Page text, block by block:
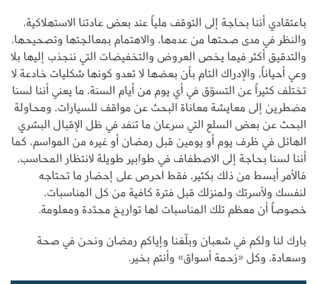
باعتقادي أننا بحاجة إلى التوقف ملياً عند بعض عادتنا الاستهلاكية،
والنظر في مدى صحتها من عدمها، والاهتمام بمعالجتها وتصحيحها،
والتدقيق أكثر فيما يخص العروض والتخفيضات التي ننجذب إليها بلا
وعي أحياناً، والإدراك التام بأن بعضها لا تعدو كونها شكليات خادعة لا
تختلف كثيراً عن التسوّق في أي يوم من أيام السنة، ما يعني أننا لسنا
مضطرين إلى معايشة معاناة البحث عن مواقف للسيارات، ومحاولة
البحث عن بعض السلع التي سرعان ما تنفد في ظل الإقبال البشري
الهائل في ظرف يوم أو يومين قبل رمضان أو غيره من المواسم، كما
أننا لسنا بحاجة إلى الاصطفاف في طوابير طويلة لانتظار المحاسب،
فالأمر أبسط من ذلك بكثير، فقط احرص على إحضار ما تحتاجه
لنفسك ولأسرتك ولمنزلك قبل فترة كافية من كل المناسبات،
خصوصاً أن معظم تلك المناسبات لها تواريخ محدّدة ومعلومة.
بارك لنا ولكم في شعبان وبلّغنا وإياكم رمضان ونحن في صحة
وسعادة، وكل «زحمة أسواق» وأنتم بخير.